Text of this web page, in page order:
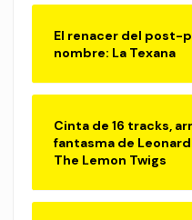
El renacer del post-
nombre: La Texana
Cinta de 16 tracks,
fantasma de
The Lemon Twigs